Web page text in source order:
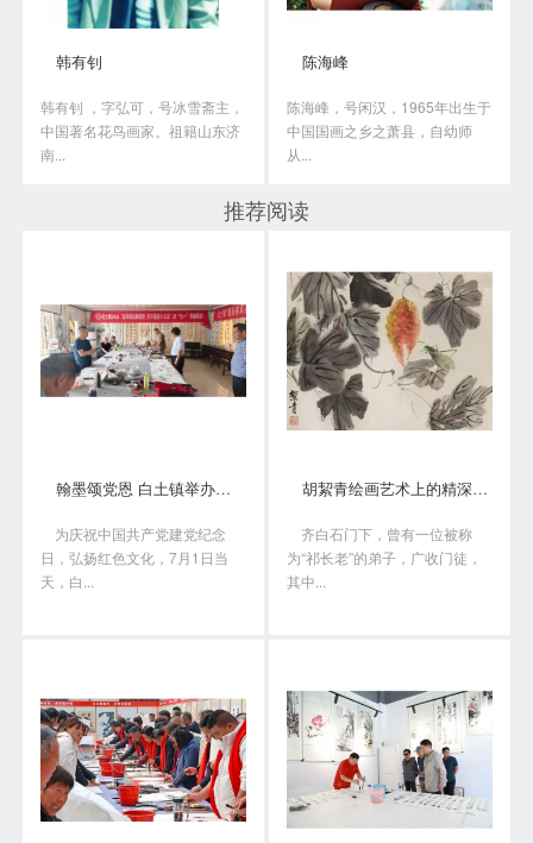
韩有钊
韩有钊 ，字弘可，号冰雪斋主，
中国著名花鸟画家。祖籍山东济
南...
陈海峰
陈海峰，号闲汉，1965年出生于
中国国画之乡之萧县，自幼师
从...
推荐阅读
翰墨颂党恩 白土镇举办书画笔会庆“七一”
为庆祝中国共产党建党纪念
日，弘扬红色文化，7月1日当
天，白...
胡絜青绘画艺术上的精深造诣从何而来?
齐白石门下，曾有一位被称
为“祁长老”的弟子，广收门徒，
其中...